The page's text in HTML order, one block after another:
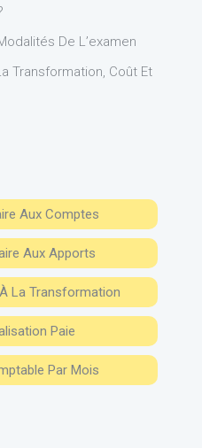
De L’examen
Transformation, Coût Et
Aux Comptes
Aux Apports
La Transformation
Paie
Par Mois